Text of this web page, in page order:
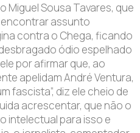
Miguel Sousa Tavares, que
assunto
contra o Chega, ficando
ódio espelhado
por afirmar que, ao
apelidam André Ventura,
fascista”, diz ele cheio de
acrescentar, que não o
intelectual para isso e